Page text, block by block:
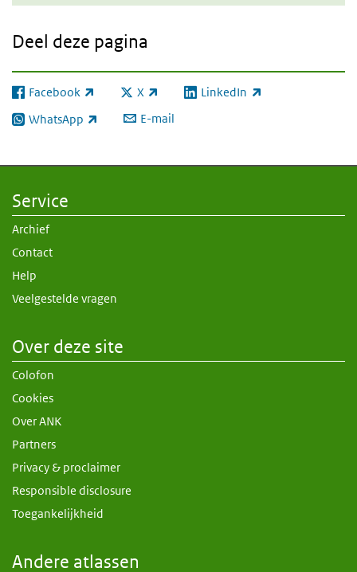
Deel deze pagina
Facebook
(externe link) X
(externe link) LinkedIn
(externe link)
WhatsApp
(externe link) E-mail
Service
Archief
Contact
Help
Veelgestelde vragen
Over deze site
Colofon
Cookies
Over ANK
Partners
Privacy & proclaimer
Responsible disclosure
Toegankelijkheid
Andere atlassen